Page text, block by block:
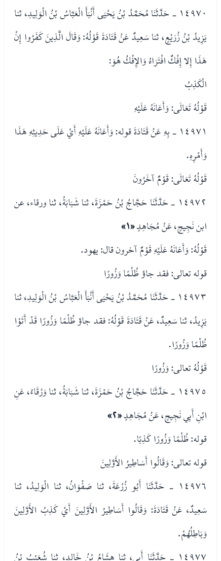
١٤٩٧٠ - حَدَّثَنَا مُحَمَّدُ بْنُ يَحْيَى أَنْبَأَ الْعَبَّاسُ بْنُ الْوَلِيدِ، ثنا
يَزِيدُ بْنُ زُرَيْعٍ، ثنا سَعِيدٌ عَنْ قَتَادَةَ قَوْلُهُ: وَقَالَ الَّذِينَ كَفَرُوا إِنْ
هَذَا إِلا إِفْكٌ افْتَرَاهُ وَالإِفْكُ هُوَ:
الْكَذِبُ
قَوْلُهُ تَعَالَى: وَأَعَانَهُ عَلَيْهِ
١٤٩٧١ - بِهِ عَنْ قَتَادَةَ قوله: وَأَعَانَهُ عَلَيْهِ أَيْ عَلَى حَدِيثِهِ هَذَا
وَأَمْرِهِ.
قَوْلُهُ تَعَالَى: قَوْمٌ آخَرُونَ
١٤٩٧٢ - حَدَّثَنَا حَجَّاجُ بْنُ حَمْزَةَ، ثنا شَبَابَةُ، ثنا ورقاء، عن
ابن نَجِيحٍ، عَنْ مُجَاهِدٍ«١»
قَوْلُهُ: وَأَعَانَهُ عَلَيْهِ قَوْمٌ آخرون قال: يهود.
قوله تعالى: فقد جاؤ ظُلْمًا وَزُورًا
١٤٩٧٣ - حَدَّثَنَا مُحَمَّدُ بْنُ يَحْيَى أَنْبَأَ الْعَبَّاسُ بْنُ الْوَلِيدِ، ثنا
يَزِيدُ، ثنا سَعِيدٌ، عَنْ قَتَادَةَ قَوْلُهُ: فقد جاؤ ظُلْمًا وَزُورًا قَدْ أَتَوْا
ظُلْمًا وَزُورًا.
قَوْلُهُ تعالى: وَزُورًا
١٤٩٧٥ - حَدَّثَنَا حَجَّاجُ بْنُ حَمْزَةَ، ثنا شَبَابَةُ، ثنا وَرْقَاءُ، عَنِ
ابْنِ أَبِي نَجِيحٍ، عَنْ مُجَاهِدٍ«٢»
قوله: ظُلْمًا وَزُورًا كَذِبًا.
قوله تعالى: وَقَالُوا أَسَاطِيرُ الأَوَّلِينَ
١٤٩٧٦ - حَدَّثَنَا أَبُو زُرْعَةَ، ثنا صَفْوَانُ، ثنا الْوَلِيدُ، ثنا
سَعِيدٌ، عَنْ قَتَادَةَ: وَقَالُوا أَسَاطِيرُ الأَوَّلِينَ أَيْ كَذِبُ الأَوَّلِينَ
وَبَاطِلُهُمْ.
١٤٩٧٧ - حَدَّثَنَا أَبِي، ثنا هِشَامُ بْنُ خَالِدٍ، ثنا شُعَيْبُ بْنُ